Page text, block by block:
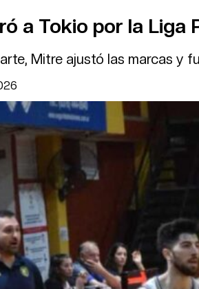
TV
a Tokio por la Liga
Mitre ajustó las marcas y